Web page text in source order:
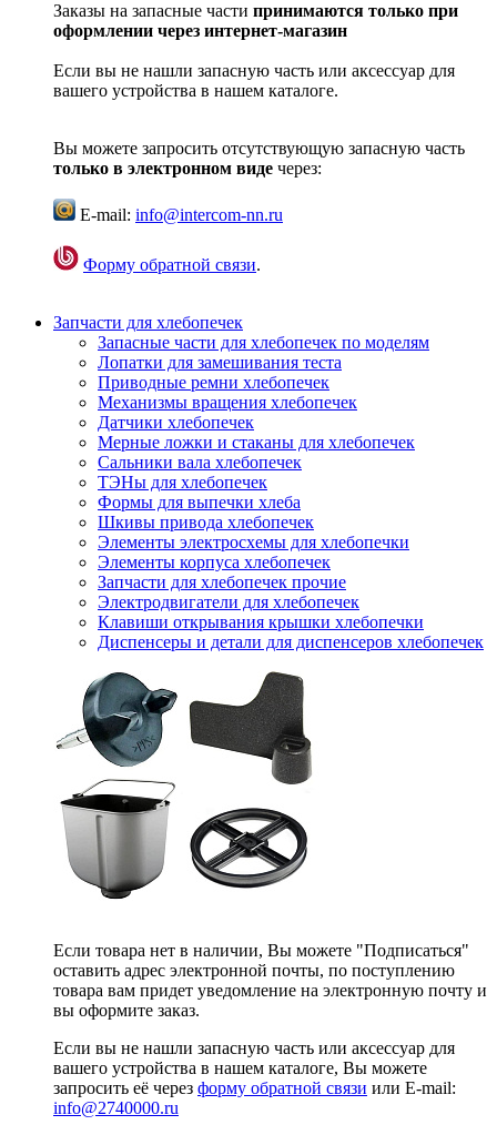
Заказы на запасные части принимаются только при
оформлении через интернет-магазин
Если вы не нашли запасную часть или аксессуар для
вашего устройства в нашем каталоге.
Вы можете запросить отсутствующую запасную часть
только в электронном виде через:
E-mail: info@intercom-nn.ru
Форму обратной связи.
Запчасти для хлебопечек
Запасные части для хлебопечек по моделям
Лопатки для замешивания теста
Приводные ремни хлебопечек
Механизмы вращения хлебопечек
Датчики хлебопечек
Мерные ложки и стаканы для хлебопечек
Сальники вала хлебопечек
ТЭНы для хлебопечек
Формы для выпечки хлеба
Шкивы привода хлебопечек
Элементы электросхемы для хлебопечки
Элементы корпуса хлебопечек
Запчасти для хлебопечек прочие
Электродвигатели для хлебопечек
Клавиши открывания крышки хлебопечки
Диспенсеры и детали для диспенсеров хлебопечек
Если товара нет в наличии, Вы можете "Подписаться"
оставить адрес электронной почты, по поступлению
товара вам придет уведомление на электронную почту и
вы оформите заказ.
Если вы не нашли запасную часть или аксессуар для
вашего устройства в нашем каталоге, Вы можете
запросить её через форму обратной связи или E-mail:
info@2740000.ru